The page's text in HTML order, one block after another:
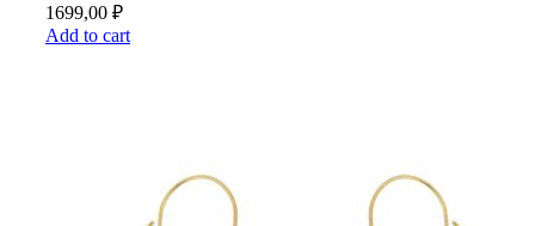
1699,00 ₽
Add to cart